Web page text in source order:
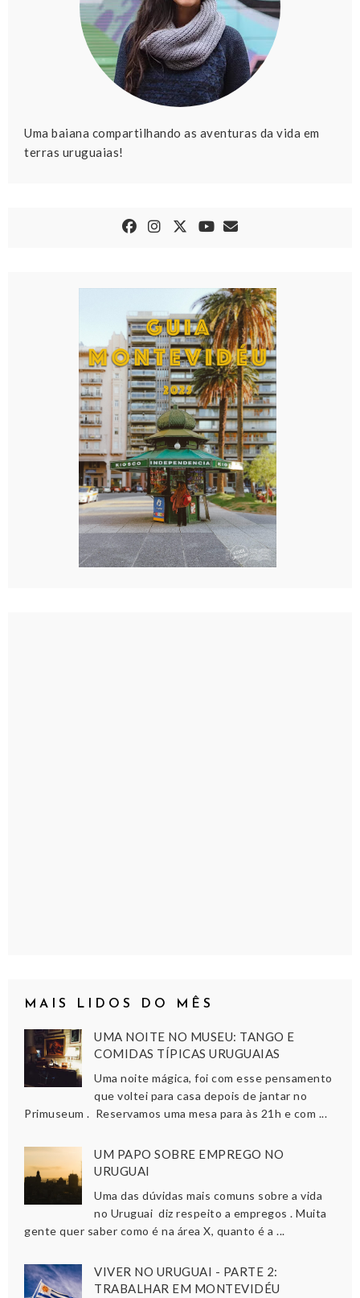
Uma baiana compartilhando as aventuras da vida em
terras uruguaias!
MAIS LIDOS DO MÊS
UMA NOITE NO MUSEU: TANGO E
COMIDAS TÍPICAS URUGUAIAS
Uma noite mágica, foi com esse pensamento
que voltei para casa depois de jantar no
Primuseum . Reservamos uma mesa para às 21h e com ...
UM PAPO SOBRE EMPREGO NO
URUGUAI
Uma das dúvidas mais comuns sobre a vida
no Uruguai diz respeito a empregos . Muita
gente quer saber como é na área X, quanto é a ...
VIVER NO URUGUAI - PARTE 2:
TRABALHAR EM MONTEVIDÉU